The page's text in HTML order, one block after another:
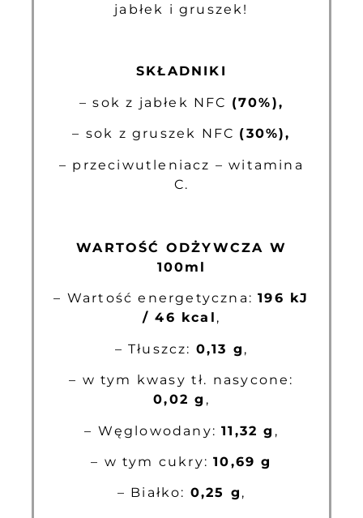
jabłek i gruszek!
SKŁADNIKI
– sok z jabłek NFC (70%),
– sok z gruszek NFC (30%),
– przeciwutleniacz – witamina
C.
WARTOŚĆ ODŻYWCZA W
100ml
– Wartość energetyczna:196 kJ
/ 46 kcal ,
– Tłuszcz: 0,13 g ,
– w tym kwasy tł. nasycone:
0,02 g ,
– Węglowodany:11,32 g ,
– w tym cukry:10,69 g
– Białko: 0,25 g ,